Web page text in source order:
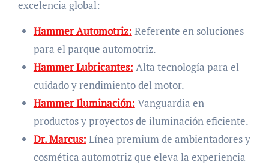
excelencia global:
Hammer Automotriz: Referente en soluciones
para el parque automotriz.
Hammer Lubricantes: Alta tecnología para el
cuidado y rendimiento del motor.
Hammer Iluminación: Vanguardia en
productos y proyectos de iluminación eficiente.
Dr. Marcus: Línea premium de ambientadores y
cosmética automotriz que eleva la experiencia